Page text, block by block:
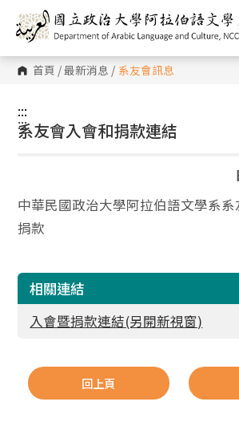
跳
到
主
內
容 首頁 /最新消息 / 系友會訊息
:::
:::
系友會入會和捐款連結
中華民國政治大學阿拉伯語文學系
捐款
相關連結
入會暨捐款連結(另開新視窗)
回上頁